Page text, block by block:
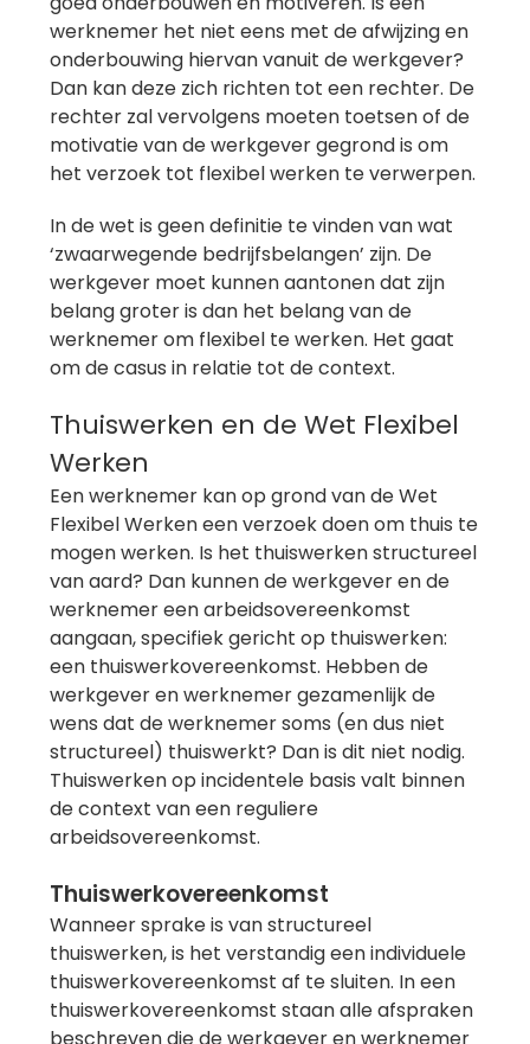
werknemer het niet eens met de afwijzing en
onderbouwing hiervan vanuit de werkgever?
Dan kan deze zich richten tot een rechter. De
rechter zal vervolgens moeten toetsen of de
motivatie van de werkgever gegrond is om
het verzoek tot flexibel werken te verwerpen.
In de wet is geen definitie te vinden van wat
‘zwaarwegende bedrijfsbelangen’ zijn. De
werkgever moet kunnen aantonen dat zijn
belang groter is dan het belang van de
werknemer om flexibel te werken. Het gaat
om de casus in relatie tot de context.
Thuiswerken en de Wet Flexibel
Werken
Een werknemer kan op grond van de Wet
Flexibel Werken een verzoek doen om thuis te
mogen werken. Is het thuiswerken structureel
van aard? Dan kunnen de werkgever en de
werknemer een arbeidsovereenkomst
aangaan, specifiek gericht op thuiswerken:
een thuiswerkovereenkomst. Hebben de
werkgever en werknemer gezamenlijk de
wens dat de werknemer soms (en dus niet
structureel) thuiswerkt? Dan is dit niet nodig.
Thuiswerken op incidentele basis valt binnen
de context van een reguliere
arbeidsovereenkomst.
Thuiswerkovereenkomst
Wanneer sprake is van structureel
thuiswerken, is het verstandig een individuele
thuiswerkovereenkomst af te sluiten. In een
thuiswerkovereenkomst staan alle afspraken